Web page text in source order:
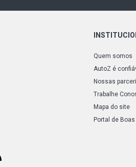
Quem somos
AutoZ é
Nossas
Trabalhe
Mapa do site
Portal de